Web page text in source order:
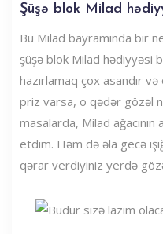
Şüşə blok Milad
Bu Milad bayramında bir
şüşə blok Milad hədiyyəsi
hazırlamaq çox asandır və
priz varsa, o qədər gözəl
masalarda, Milad
etdim. Həm də əla gecə
qərar verdiyiniz yerdə